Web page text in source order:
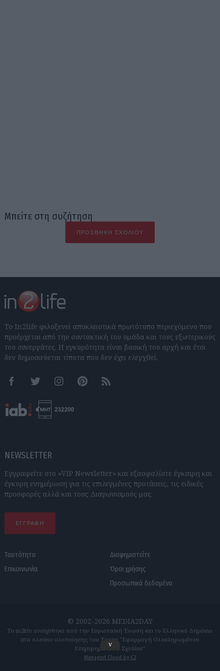
Μπείτε στη συζήτηση
ΠΡΟΣΘΉΚΗ ΣΧΟΛΊΟΥ
Το In2life φιλοξενεί αποκλειστικά πρωτότυπο περιεχόμενο που
προέρχεται από την συντακτική του ομάδα και τους εξωτερικούς
του συνεργάτες. Η εγκυρότητα είναι βασική του αρχή και έτσι
δεν δημοσιεύεται τίποτα που δεν έχει ελεγχθεί.
FacebookTwitter InstagramPinterestRSS feeds
NEWSLETTER
Εγγραφείτε στο «VIP Newsletter» και εξασφαλίστε έγκαιρη και
έγκυρη ενημέρωση για τις επιλεγμένες προτάσεις, τις ειδικές
προσφορές αλλά και τους Διαγωνισμούς μας.
ΕΓΓΡΑΦΗ
Ταυτότητα
Επικοινωνία
Διαφημιστείτε
Όροι χρήσης
Προσωπικά δεδομένα
© 2002-2026 MEDIA2DAY
Το in2life ενισχύθηκε από την Ευρωπαϊκή Ένωση και το Ελληνικό Δημόσιο
στο πλαίσιο υλοποίησης του Έργου "Εφαρμογή Ολοκληρωμένου
Επιχειρηματικού Σχεδίου"
Managed Cloud by C2
v